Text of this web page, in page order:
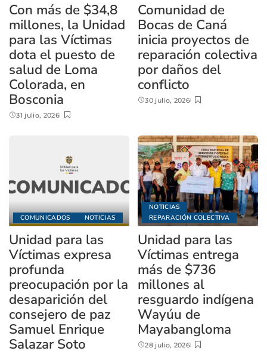
Con más de $34,8
millones, la Unidad
para las Víctimas
dota el puesto de
salud de Loma
Colorada, en
Bosconia
31 julio, 2026
Comunidad de
Bocas de Caná
inicia proyectos de
reparación colectiva
por daños del
conflicto
30 julio, 2026
COMUNICADOS NOTICIAS
Unidad para las
Víctimas expresa
profunda
preocupación por la
desaparición del
consejero de paz
Samuel Enrique
Salazar Soto
NOTICIAS
REPARACIÓN COLECTIVA
Unidad para las
Víctimas entrega
más de $736
millones al
resguardo indígena
Wayúu de
Mayabangloma
28 julio, 2026